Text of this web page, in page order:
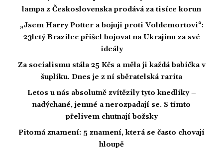
lampa z Československa prodává za tisíce korun
„Jsem Harry Potter a bojuji proti Voldemortovi“:
23letý Brazilec přišel bojovat na Ukrajinu za své
ideály
Za socialismu stála 25 Kčs a měla ji každá babička v
šuplíku. Dnes je z ní sběratelská rarita
Letos u nás absolutně zvítězily tyto knedlíky –
nadýchané, jemné a nerozpadají se. S tímto
přelivem chutnají božsky
Pitomá znamení: 5 znamení, která se často chovají
hloupě